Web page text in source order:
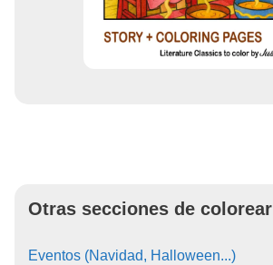
Otras secciones de colorear
Eventos (Navidad, Halloween...)